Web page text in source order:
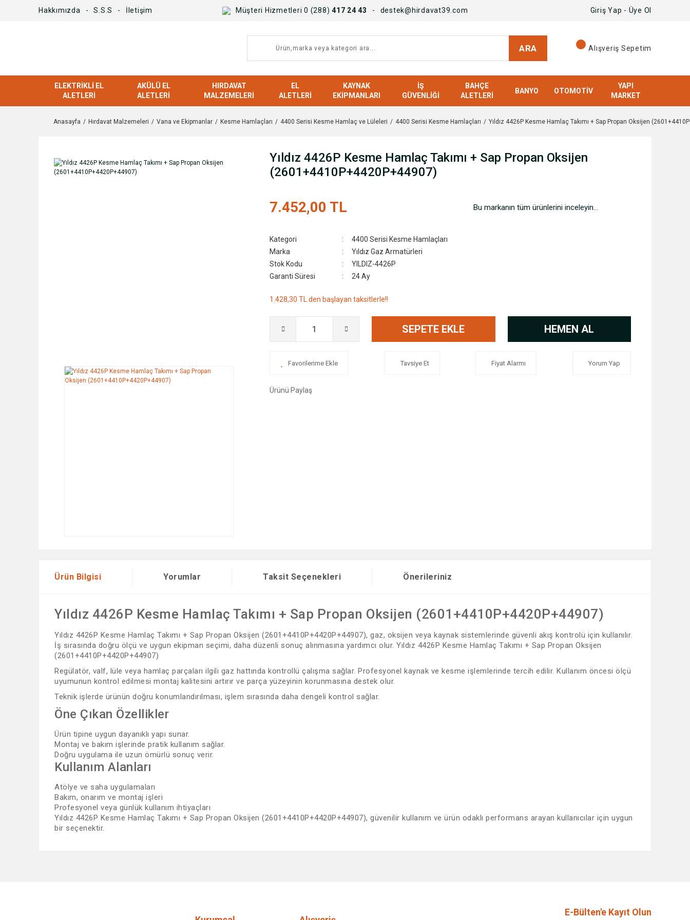
Hakkımızda S.S.S İletişim Müşteri Hizmetleri 0 (288) 417 24 43 destek@hirdavat39.com Giriş Yap - Üye Ol
ARA Alışveriş Sepetim
ELEKTRIKLI EL
ALETLERI
AKÜLÜ EL
ALETLERI
HIRDAVAT
MALZEMELERI
EL
ALETLERI
KAYNAK
EKIPMANLARI
İŞ
GÜVENLIĞI
BAHÇE
ALETLERI
BANYO OTOMOTIV
YAPI
MARKET
Anasayfa Hırdavat Malzemeleri Vana ve Ekipmanlar Kesme Hamlaçları 4400 Serisi Kesme Hamlaç ve Lüleleri 4400 Serisi Kesme Hamlaçları Yıldız 4426P Kesme Hamlaç Takımı + Sap Propan Oksijen
Yıldız 4426P Kesme Hamlaç Takımı + Sap Propan Oksijen
(2601+4410P+4420P+44907)
7.452,00 TL Bu markanın tüm ürünlerini inceleyin...
Kategori
4400 Serisi Kesme Hamlaçları
Marka
Yıldız Gaz Armatürleri
Stok Kodu
YILDIZ-4426P
Garanti Süresi
24 Ay
1.428,30 TL den başlayan taksitlerle!!
SEPETE EKLE HEMEN AL
Tavsiye Et Fiyat Alarmı Yorum Yap
Ürünü Paylaş
Ürün Bilgisi Yorumlar Taksit Seçenekleri Önerileriniz
Yıldız 4426P Kesme Hamlaç Takımı + Sap Propan Oksijen (2601+4410P+4420P+44907)
Yıldız 4426P Kesme Hamlaç Takımı + Sap Propan Oksijen (2601+4410P+4420P+44907), gaz, oksijen veya kaynak sistemlerinde güvenli akış kontrolü için kullanılır.
İş sırasında doğru ölçü ve uygun ekipman seçimi, daha düzenli sonuç alınmasına yardımcı olur. Yıldız 4426P Kesme Hamlaç Takımı + Sap Propan Oksijen
(2601+4410P+4420P+44907)
Regülatör, valf, lüle veya hamlaç parçaları ilgili gaz hattında kontrollü çalışma sağlar. Profesyonel kaynak ve kesme işlemlerinde tercih edilir. Kullanım öncesi ölçü
uyumunun kontrol edilmesi montaj kalitesini artırır ve parça yüzeyinin korunmasına destek olur.
Teknik işlerde ürünün doğru konumlandırılması, işlem sırasında daha dengeli kontrol sağlar.
Öne Çıkan Özellikler
Ürün tipine uygun dayanıklı yapı sunar.
Montaj ve bakım işlerinde pratik kullanım sağlar.
Doğru uygulama ile uzun ömürlü sonuç verir.
Kullanım Alanları
Atölye ve saha uygulamaları
Bakım, onarım ve montaj işleri
Profesyonel veya günlük kullanım ihtiyaçları
Yıldız 4426P Kesme Hamlaç Takımı + Sap Propan Oksijen (2601+4410P+4420P+44907), güvenilir kullanım ve ürün odaklı performans arayan kullanıcılar için uygun
bir seçenektir.
E-Bülten'e Kayıt Olun